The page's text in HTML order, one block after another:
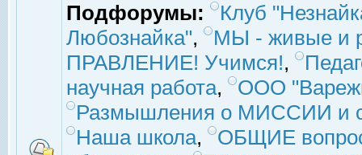
Подфорумы:
Клуб
Любознайка",
МЫ - живые и
ПРАВЛЕНИЕ! Учимся!,
научная работа,
ООО
Размышления о МИССИИ и
Наша школа,
ОБЩИЕ